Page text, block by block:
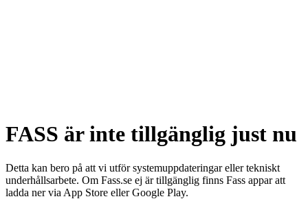
FASS är inte tillgänglig just nu
Detta kan bero på att vi utför systemuppdateringar eller tekniskt
underhållsarbete. Om Fass.se ej är tillgänglig finns Fass appar att
ladda ner via App Store eller Google Play.